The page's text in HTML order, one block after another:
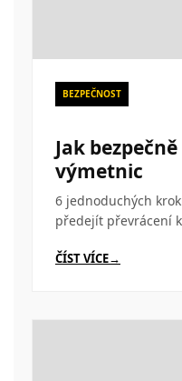
BEZPEČNOST
Jak
výmetnic
6 jednoduchých
předejít převrácení
ČÍST VÍCE